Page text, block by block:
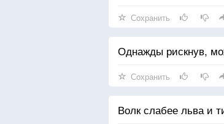
Сохранить
Однажды рискнув,
Сохранить
Волк слабее льва и